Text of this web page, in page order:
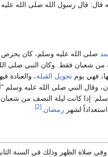
قال: قال رسول الله صلى الله
صلى الله عليه وسلم، كان يحرص
يوم ليلة النصف من شعبان فقط. وكان
فهي يوم تحويل القبلة، والعبادة
وقال النبي صلى الله عليه
إذا كانت ليلة النصف من
لشهر رمضان [2]
التي وقعت فيه، أنه أُمر بتحويل القِبْلة إلى الكعبة بدلاً من بيت المقدس في يوم 17